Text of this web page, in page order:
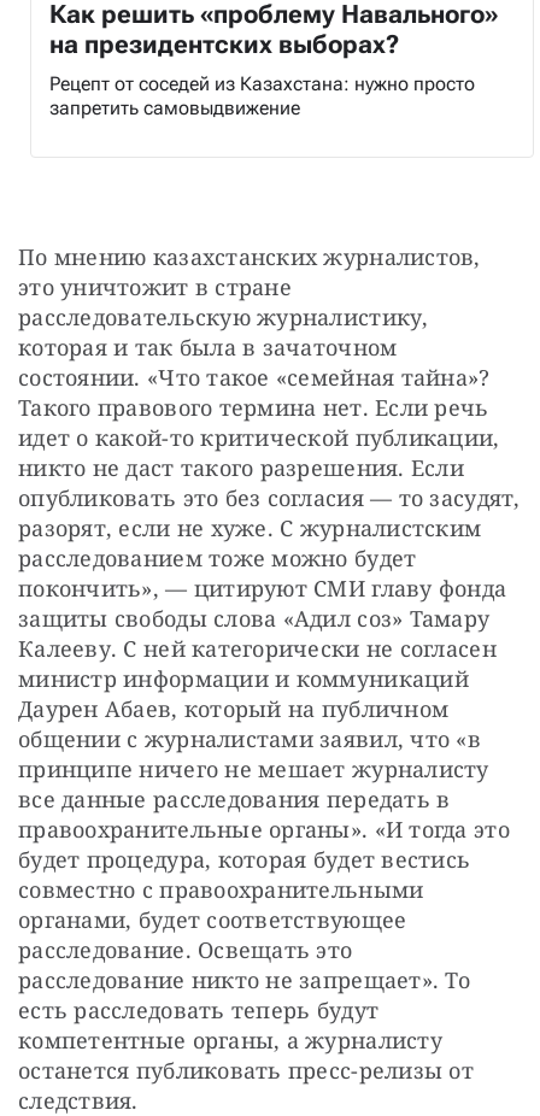
Как решить «проблему Навального»
на президентских выборах?
Рецепт от соседей из Казахстана: нужно просто
запретить самовыдвижение
По мнению казахстанских журналистов,
это уничтожит в стране
расследовательскую журналистику,
которая и так была в зачаточном
состоянии. «Что такое «семейная тайна»?
Такого правового термина нет. Если речь
идет о какой-то критической публикации,
никто не даст такого разрешения. Если
опубликовать это без согласия — то засудят,
разорят, если не хуже. С журналистским
расследованием тоже можно будет
покончить», — цитируют СМИ главу фонда
защиты свободы слова «Адил соз» Тамару
Калееву. С ней категорически не согласен
министр информации и коммуникаций
Даурен Абаев, который на публичном
общении с журналистами заявил, что «в
принципе ничего не мешает журналисту
все данные расследования передать в
правоохранительные органы». «И тогда это
будет процедура, которая будет вестись
совместно с правоохранительными
органами, будет соответствующее
расследование. Освещать это
расследование никто не запрещает». То
есть расследовать теперь будут
компетентные органы, а журналисту
останется публиковать пресс-релизы от
следствия.